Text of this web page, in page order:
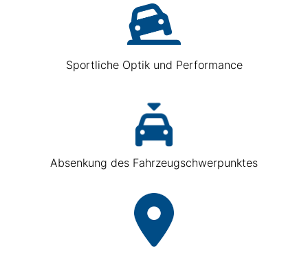
Sportliche Optik und Performance
Absenkung des Fahrzeugschwerpunktes